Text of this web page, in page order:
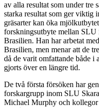
av alla resultat som under tre
starka resultat som ger viktig
gräsarter kan öka
forskningsutbyte mellan SLU
Brasilien. Han har arbetat
Brasilien, men menar att de
då de varit omfattande både i
gjorts över en längre tid.
De två första försöken har
forskargrupp inom SLU
Michael Murphy och